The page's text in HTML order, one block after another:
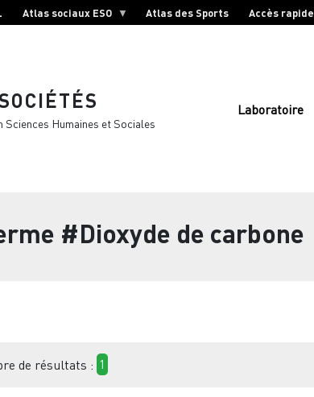
Atlas sociaux ESO Atlas des Sports Accès rapide
Humaines et Sociales
Laboratoire
#Dioxyde de carbone
de résultats : 1